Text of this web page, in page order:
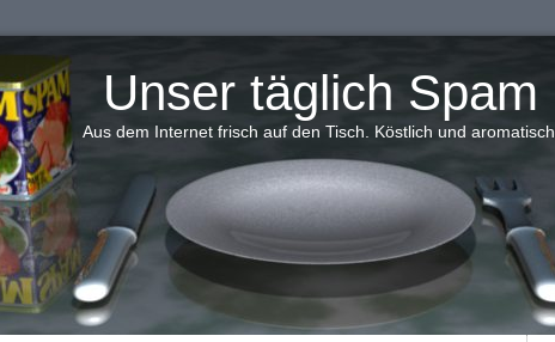
Unser täglich Spam
Aus dem Internet frisch auf den Tisch. Köstlich und aromatisch.